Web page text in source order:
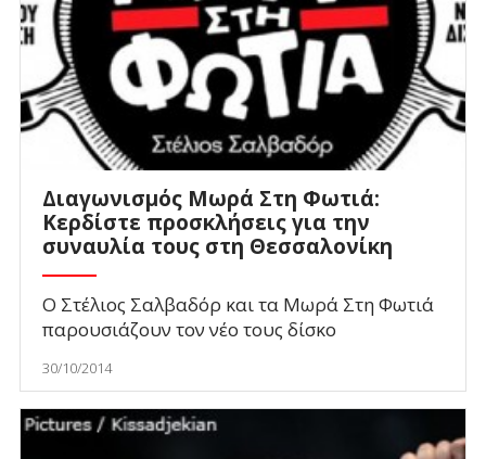
Διαγωνισμός Μωρά Στη Φωτιά:
Κερδίστε προσκλήσεις για την
συναυλία τους στη Θεσσαλονίκη
Ο Στέλιος Σαλβαδόρ και τα Μωρά Στη Φωτιά
παρουσιάζουν τον νέο τους δίσκο
30/10/2014